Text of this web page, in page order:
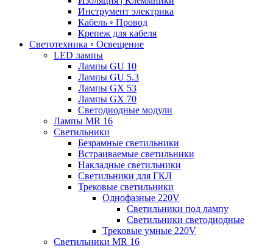
Инструмент электрика
Кабель ◦ Провод
Крепеж для кабеля
Светотехника ◦ Освещение
LED лампы
Лампы GU 10
Лампы GU 5.3
Лампы GX 53
Лампы GX 70
Светодиодные модули
Лампы MR 16
Светильники
Безрамные светильники
Встраиваемые светильники
Накладные светильники
Светильники для ГКЛ
Трековые светильники
Однофазные 220V
Светильники под лампу
Светильники светодиодные
Трековые умные 220V
Светильники MR 16